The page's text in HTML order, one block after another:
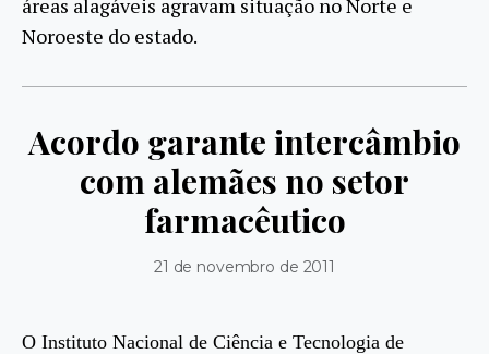
áreas alagáveis agravam situação no Norte e
Noroeste do estado.
Acordo garante intercâmbio
com alemães no setor
farmacêutico
21 de novembro de 2011
O Instituto Nacional de Ciência e Tecnologia de